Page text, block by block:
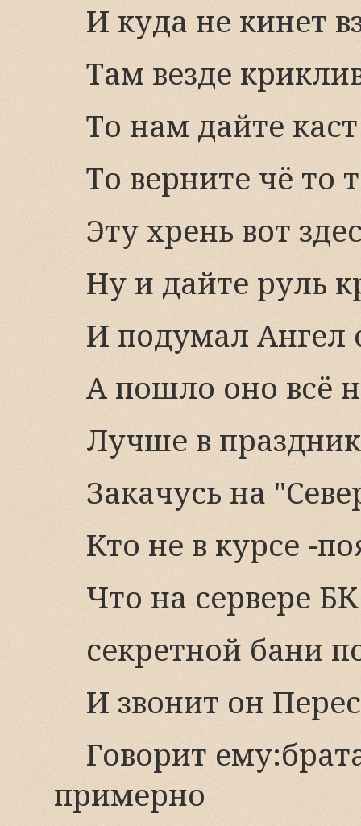
И куда не кинет
Там везде
То нам дайте
То верните чё то
Эту хрень вот
Ну и дайте руль
И подумал Ангел
А пошло оно всё
Лучше в
Закачусь на
Кто не в курсе -
Что на сервере
секретной бани
И звонит он
Говорит
примерно